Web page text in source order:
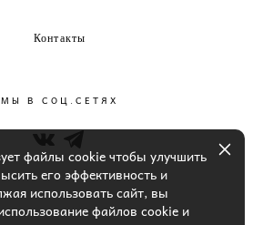
Контакты
МЫ В СОЦ.СЕТЯХ
файлы cookie чтобы улучшить
его эффективность и
использовать сайт, вы
файлов cookie и